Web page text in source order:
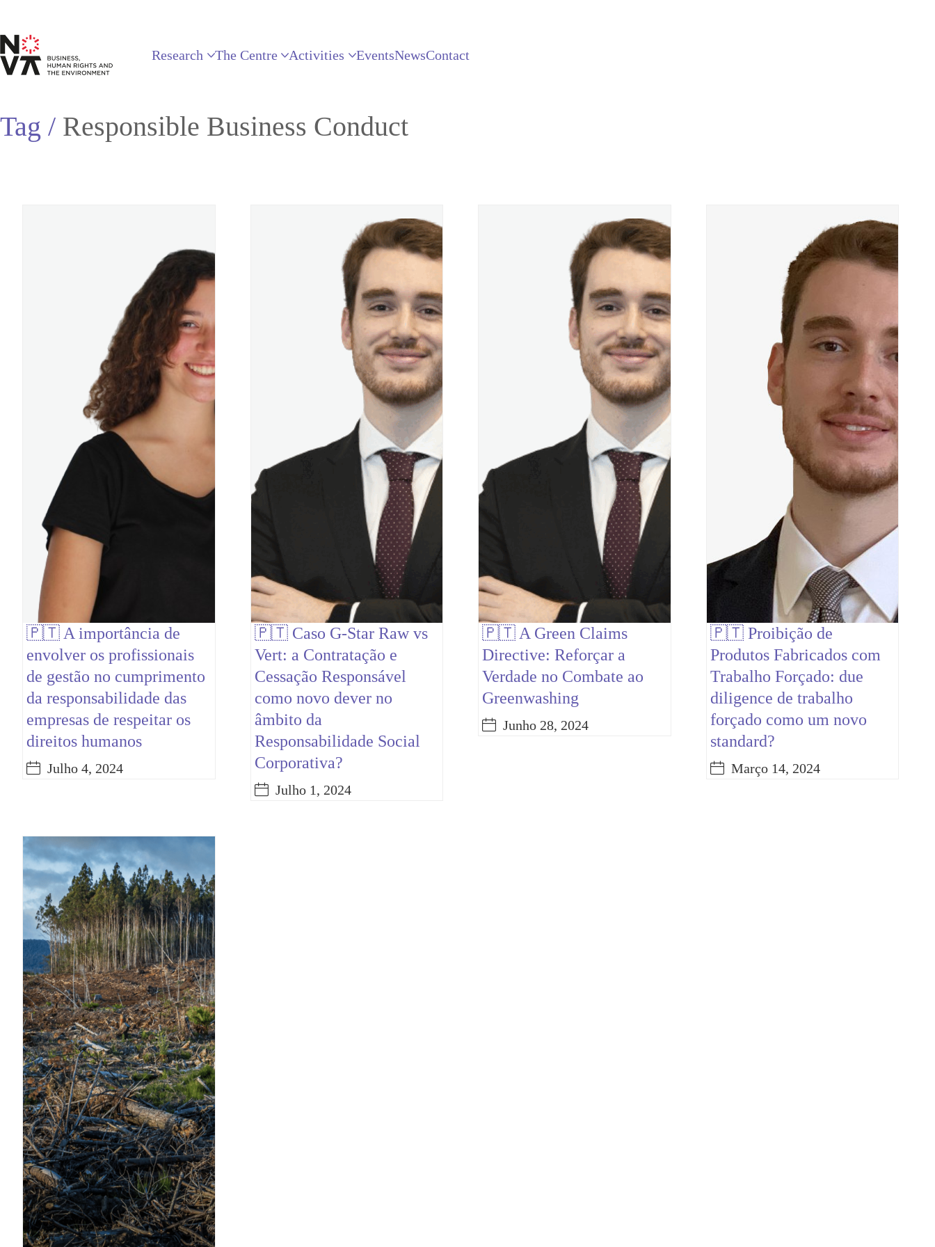
Research The Centre Activities EventsNewsContact
Tag / Responsible Business Conduct
🇵🇹 A importância de
envolver os profissionais
de gestão no cumprimento
da responsabilidade das
empresas de respeitar os
direitos humanos
Julho 4, 2024
🇵🇹 Caso G-Star Raw vs
Vert: a Contratação e
Cessação Responsável
como novo dever no
âmbito da
Responsabilidade Social
Corporativa?
Julho 1, 2024
🇵🇹 A Green Claims
Directive: Reforçar a
Verdade no Combate ao
Greenwashing
Junho 28, 2024
🇵🇹 Proibição de
Produtos Fabricados com
Trabalho Forçado: due
diligence de trabalho
forçado como um novo
standard?
Março 14, 2024